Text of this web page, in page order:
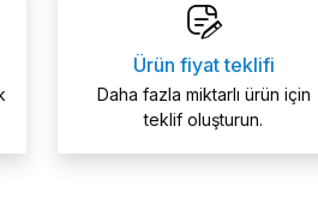
Ürün fiyat teklifi
Daha fazla miktarlı ürün için
teklif oluşturun.